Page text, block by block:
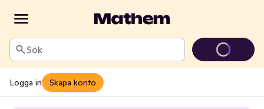
Sök
Logga in Skapa konto